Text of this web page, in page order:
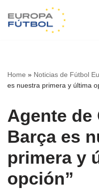
Saltar
Home » Noticias de Fútbol
es nuestra primera y última
Agente de
Barça es
primera y
opción”